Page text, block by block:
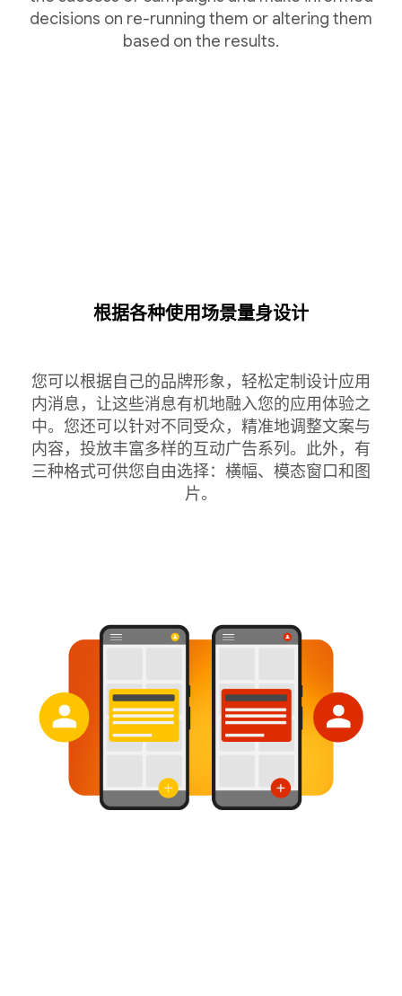
decisions on re-running them or altering them
based on the results.
根据各种使用场景量身设计
您可以根据自己的品牌形象，轻松定制设计应用
内消息，让这些消息有机地融入您的应用体验之
中。您还可以针对不同受众，精准地调整文案与
内容，投放丰富多样的互动广告系列。此外，有
三种格式可供您自由选择：横幅、模态窗口和图
片。